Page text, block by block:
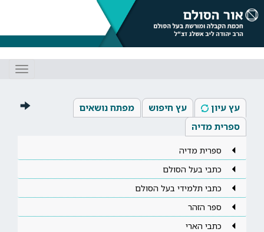
עץ עיון עץ חיפוש
מפתח נושאים
ספרית מדיה
ספרית מדיה
כתבי בעל הסולם
כתבי תלמידי בעל הסולם
ספר הזהר
כתבי הארי